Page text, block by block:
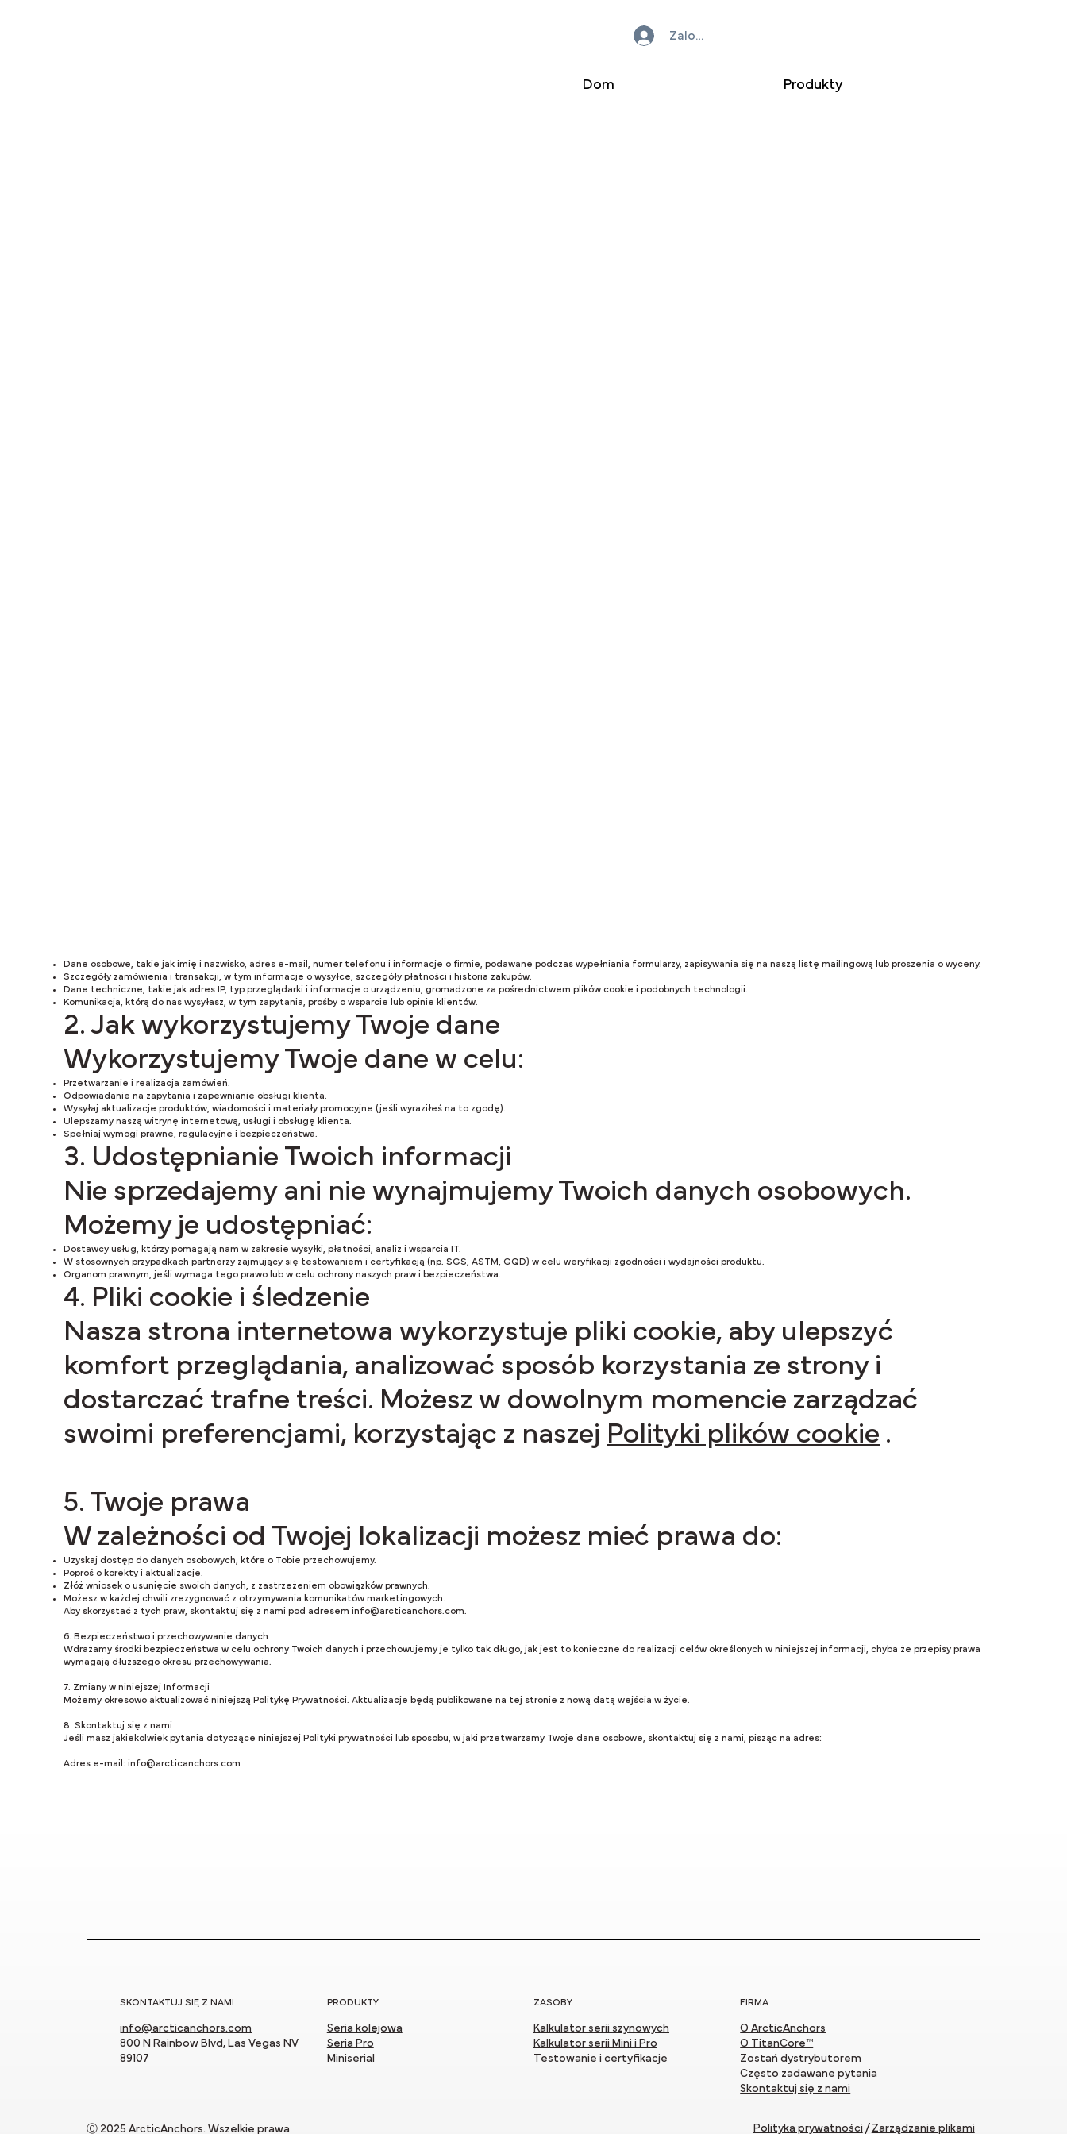
Zaloguj się
Dom Produkty
Dane osobowe, takie jak imię i nazwisko, adres e-mail, numer telefonu i informacje o firmie, podawane podczas wypełniania formularzy, zapisywania się na naszą listę mailingową lub proszenia o wyceny.
Szczegóły zamówienia i transakcji, w tym informacje o wysyłce, szczegóły płatności i historia zakupów.
Dane techniczne, takie jak adres IP, typ przeglądarki i informacje o urządzeniu, gromadzone za pośrednictwem plików cookie i podobnych technologii.
Komunikacja, którą do nas wysyłasz, w tym zapytania, prośby o wsparcie lub opinie klientów.
2. Jak wykorzystujemy Twoje dane
Wykorzystujemy Twoje dane w celu:
Przetwarzanie i realizacja zamówień.
Odpowiadanie na zapytania i zapewnianie obsługi klienta.
Wysyłaj aktualizacje produktów, wiadomości i materiały promocyjne (jeśli wyraziłeś na to zgodę).
Ulepszamy naszą witrynę internetową, usługi i obsługę klienta.
Spełniaj wymogi prawne, regulacyjne i bezpieczeństwa.
3. Udostępnianie Twoich informacji
Nie sprzedajemy ani nie wynajmujemy Twoich danych osobowych.
Możemy je udostępniać:
Dostawcy usług, którzy pomagają nam w zakresie wysyłki, płatności, analiz i wsparcia IT.
W stosownych przypadkach partnerzy zajmujący się testowaniem i certyfikacją (np. SGS, ASTM, GQD) w celu weryfikacji zgodności i wydajności produktu.
Organom prawnym, jeśli wymaga tego prawo lub w celu ochrony naszych praw i bezpieczeństwa.
4. Pliki cookie i śledzenie
Nasza strona internetowa wykorzystuje pliki cookie, aby ulepszyć
komfort przeglądania, analizować sposób korzystania ze strony i
dostarczać trafne treści. Możesz w dowolnym momencie zarządzać
swoimi preferencjami, korzystając z naszej Polityki plików cookie .
5. Twoje prawa
W zależności od Twojej lokalizacji możesz mieć prawa do:
Uzyskaj dostęp do danych osobowych, które o Tobie przechowujemy.
Poproś o korekty i aktualizacje.
Złóż wniosek o usunięcie swoich danych, z zastrzeżeniem obowiązków prawnych.
Możesz w każdej chwili zrezygnować z otrzymywania komunikatów marketingowych.
Aby skorzystać z tych praw, skontaktuj się z nami pod adreseminfo@arcticanchors.com
6. Bezpieczeństwo i przechowywanie danych
Wdrażamy środki bezpieczeństwa w celu ochrony Twoich danych i przechowujemy je tylko tak długo, jak jest to konieczne do realizacji celów określonych w niniejszej informacji, chyba że przepisy prawa
wymagają dłuższego okresu przechowywania.
7. Zmiany w niniejszej Informacji
Możemy okresowo aktualizować niniejszą Politykę Prywatności. Aktualizacje będą publikowane na tej stronie z nową datą wejścia w życie.
8. Skontaktuj się z nami
Jeśli masz jakiekolwiek pytania dotyczące niniejszej Polityki prywatności lub sposobu, w jaki przetwarzamy Twoje dane osobowe, skontaktuj się z nami, pisząc na adres:
Adres e-mail:info@arcticanchors.com
SKONTAKTUJ SIĘ Z NAMI
info@arcticanchors.com
800 N Rainbow Blvd, Las Vegas NV
89107
PRODUKTY
Seria kolejowa
Seria Pro
Miniserial
ZASOBY
Kalkulator serii szynowych
Kalkulator serii Mini i Pro
Testowanie i certyfikacje
FIRMA
O ArcticAnchors
O TitanCore™
Zostań dystrybutorem
Często zadawane pytania
Skontaktuj się z nami
Ⓒ 2025 ArcticAnchors. Wszelkie prawa Polityka prywatności / Zarządzanie plikami